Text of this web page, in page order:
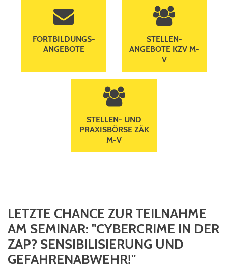
envelope
FORTBILDUNGS­
ANGEBOTE
users
STELLEN­
ANGEBOTE KZV M-
V
users
STELLEN- UND
PRAXISBÖRSE ZÄK
M-V
LETZTE CHANCE ZUR TEILNAHME
AM SEMINAR: "CYBERCRIME IN DER
ZAP? SENSIBILISIERUNG UND
GEFAHRENABWEHR!"